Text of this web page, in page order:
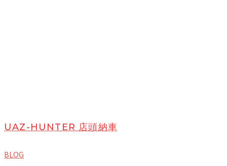
UAZ-HUNTER 店頭納車
BLOG